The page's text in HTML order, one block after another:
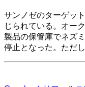
サンノゼのターゲッ
じられている。オー
製品の保管庫でネズ
停止となった。ただ